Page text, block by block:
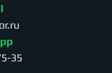
35